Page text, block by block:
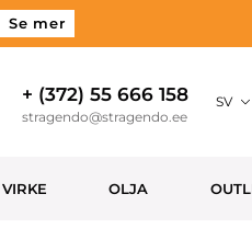
Se mer
+ (372) 55 666 158
stragendo@stragendo.ee
SV
OLJA